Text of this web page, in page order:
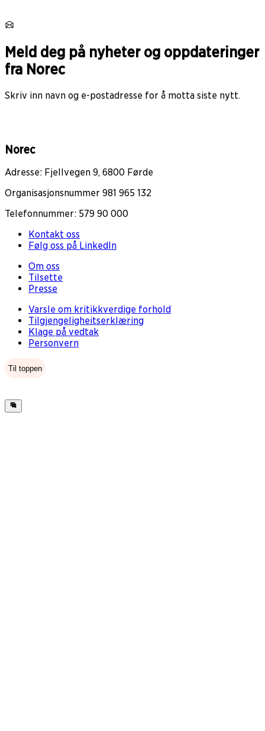
Meld deg på nyheter og oppdateringer
fra Norec
Skriv inn navn og e-postadresse for å motta siste nytt.
Norec
Adresse: Fjellvegen 9, 6800 Førde
Organisasjonsnummer 981 965 132
Telefonnummer: 579 90 000
Kontakt oss
Følg oss på LinkedIn
Om oss
Tilsette
Presse
Varsle om kritikkverdige forhold
Tilgjengeligheitserklæring
Klage på vedtak
Personvern
Til toppen